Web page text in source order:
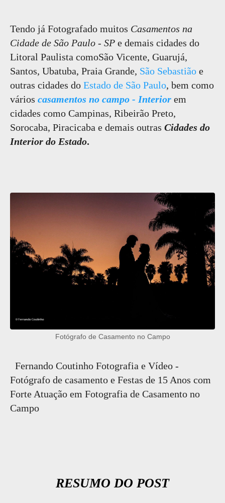
Tendo já Fotografado muitos Casamentos na
Cidade de São Paulo - SP e demais cidades do
Litoral Paulista comoSão Vicente, Guarujá,
Santos, Ubatuba, Praia Grande, São Sebastião e
outras cidades do Estado de São Paulo, bem como
vários casamentos no campo - Interior em
cidades como Campinas, Ribeirão Preto,
Sorocaba, Piracicaba e demais outras Cidades do
Interior do Estado.
Fotógrafo de Casamento no Campo
Fernando Coutinho Fotografia e Vídeo -
Fotógrafo de casamento e Festas de 15 Anos com
Forte Atuação em Fotografia de Casamento no
Campo
RESUMO DO POST